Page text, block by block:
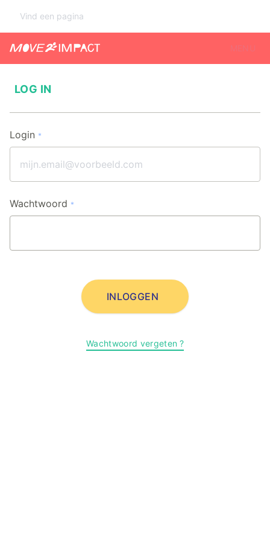
LOG IN
Login *
Wachtwoord *
INLOGGEN
Wachtwoord vergeten ?